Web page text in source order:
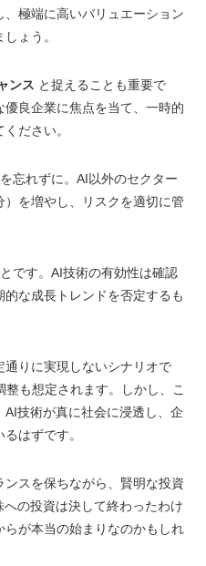
極端に高いバリュエーション
ょう。
ンス と捉えることも重要で
良企業に焦点を当て、一時的
ださい。
を忘れずに。AI以外のセクター
を増やし、リスクを適切に管
です。AI技術の有効性は確認
な成長トレンドを否定するも
りに実現しないシナリオで
も想定されます。しかし、こ
技術が真に社会に浸透し、企
はずです。
スを保ちながら、賢明な投資
の投資は決して終わったわけ
が本当の始まりなのかもしれ